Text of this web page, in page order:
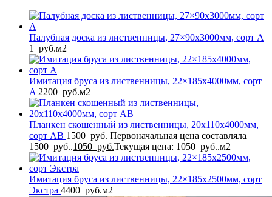
Палубная доска из лиственницы, 27×90x3000мм, сорт A
1
руб.м2
Имитация бруса из лиственницы, 22×185x4000мм, сорт
A 2200 руб.м2
Планкен скошенный из лиственницы, 20x110x4000мм,
сорт AB 1500руб. Первоначальная цена составляла
1500 руб..1050 руб.Текущая цена: 1050 руб..м2
Имитация бруса из лиственницы, 22×185x2500мм, сорт
Экстра 4400 руб.м2